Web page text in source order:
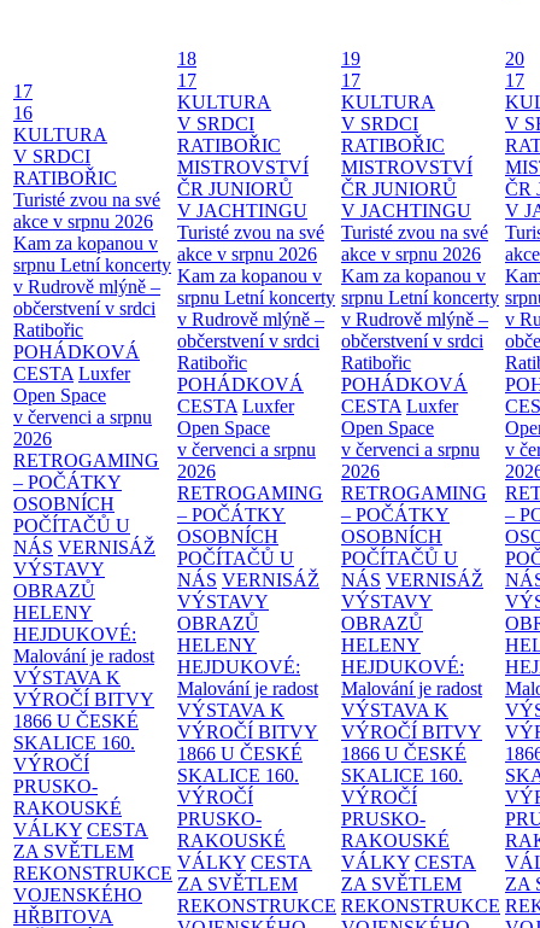
17
16
KULTURA
V SRDCI
RATIBOŘIC
Turisté zvou na své
akce v srpnu 2026
Kam za kopanou v
srpnu Letní koncerty
v Rudrově mlýně –
občerstvení v srdci
Ratibořic
POHÁDKOVÁ
CESTA Luxfer
Open Space
v červenci a srpnu
2026
RETROGAMING
– POČÁTKY
OSOBNÍCH
POČÍTAČŮ U
NÁS VERNISÁŽ
VÝSTAVY
OBRAZŮ
HELENY
HEJDUKOVÉ:
Malování je radost
VÝSTAVA K
VÝROČÍ BITVY
1866 U ČESKÉ
SKALICE 160.
VÝROČÍ
PRUSKO-
RAKOUSKÉ
VÁLKY CESTA
ZA SVĚTLEM
REKONSTRUKCE
VOJENSKÉHO
HŘBITOVA
18
17
KULTURA
V SRDCI
RATIBOŘIC
MISTROVSTVÍ
ČR JUNIORŮ
V JACHTINGU
Turisté zvou na své
akce v srpnu 2026
Kam za kopanou v
srpnu Letní koncerty
v Rudrově mlýně –
občerstvení v srdci
Ratibořic
POHÁDKOVÁ
CESTA Luxfer
Open Space
v červenci a srpnu
2026
RETROGAMING
– POČÁTKY
OSOBNÍCH
POČÍTAČŮ U
NÁS VERNISÁŽ
VÝSTAVY
OBRAZŮ
HELENY
HEJDUKOVÉ:
Malování je radost
VÝSTAVA K
VÝROČÍ BITVY
1866 U ČESKÉ
SKALICE 160.
VÝROČÍ
PRUSKO-
RAKOUSKÉ
VÁLKY CESTA
ZA SVĚTLEM
REKONSTRUKCE
19
17
KULTURA
V SRDCI
RATIBOŘIC
MISTROVSTVÍ
ČR JUNIORŮ
V JACHTINGU
Turisté zvou na své
akce v srpnu 2026
Kam za kopanou v
srpnu Letní koncerty
v Rudrově mlýně –
občerstvení v srdci
Ratibořic
POHÁDKOVÁ
CESTA Luxfer
Open Space
v červenci a srpnu
2026
RETROGAMING
– POČÁTKY
OSOBNÍCH
POČÍTAČŮ U
NÁS VERNISÁŽ
VÝSTAVY
OBRAZŮ
HELENY
HEJDUKOVÉ:
Malování je radost
VÝSTAVA K
VÝROČÍ BITVY
1866 U ČESKÉ
SKALICE 160.
VÝROČÍ
PRUSKO-
RAKOUSKÉ
VÁLKY CESTA
ZA SVĚTLEM
REKONSTRUKCE
20
17
V
ČR
V
v
v
–
ZA